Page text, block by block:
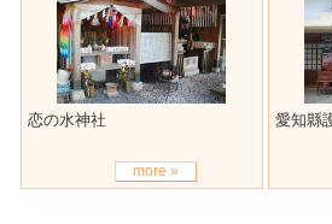
恋の水神社
more »
愛知縣